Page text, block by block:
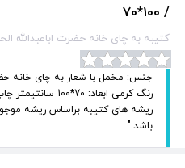
/ 100*70
کتیبه به چای خانه حضرت اباعبدالله
جنس: مخمل با شعار به چای خانه
رنگ کرمی ابعاد:
ریشه های کتیبه براساس ریشه
باشد."